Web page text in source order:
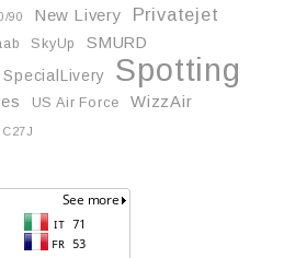
90 New Livery Privatejet
SkyUp
SMURD
SpecialLivery Spotting
US Air Force
WizzAir
С27J